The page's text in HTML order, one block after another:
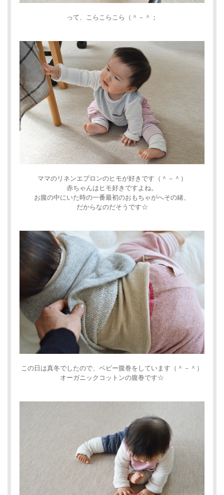
って、こらこらこら（＾－＾；
ママのリネンエプロンのヒモが好きです（＾－＾）
赤ちゃんはヒモ好きですよね。
お腹の中にいた時の一番最初のおもちゃがへその緒、
だからなのだそうです☆
この日は真冬でしたので、ベビー腹巻をしています（＾－＾）
オーガニックコットンの腹巻です☆